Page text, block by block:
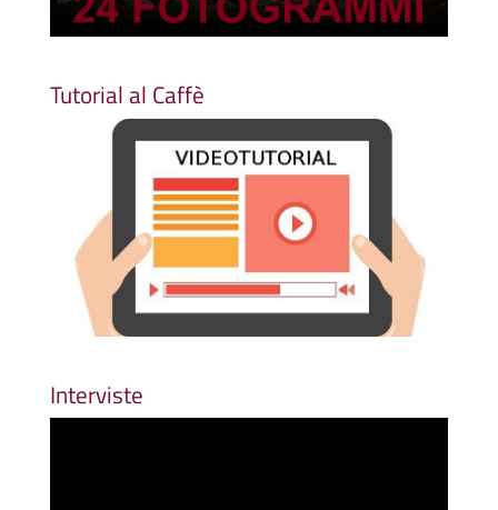
Tutorial al Caffè
Interviste